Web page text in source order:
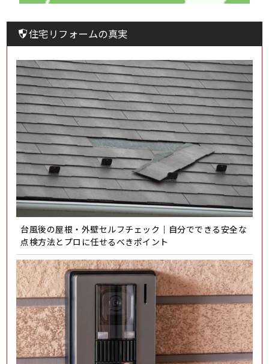
住宅リフォームの真実
台風後の屋根・外壁セルフチェック｜自分でできる安全な
点検方法とプロに任せるべきポイント